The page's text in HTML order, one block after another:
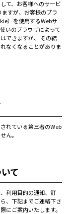
て、お客様へのサービ
すが、お客様のプラ
）を使用するWebサ
いのブラウザによって
できますが、 その結
なくなることがありま
れている第三者のWeb
ん。
て
利用目的の通知、訂
、下記までご連絡下さ
にご案内いたします。